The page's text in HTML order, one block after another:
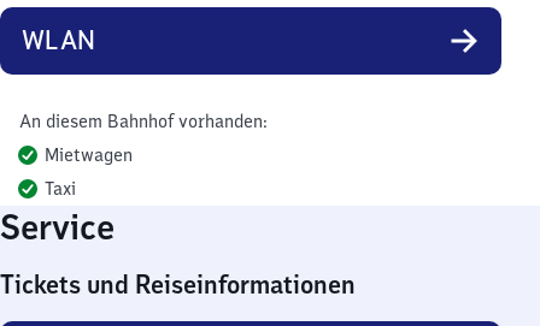
WLAN
An diesem Bahnhof vorhanden:
Mietwagen
Taxi
Service
Tickets und Reiseinformationen